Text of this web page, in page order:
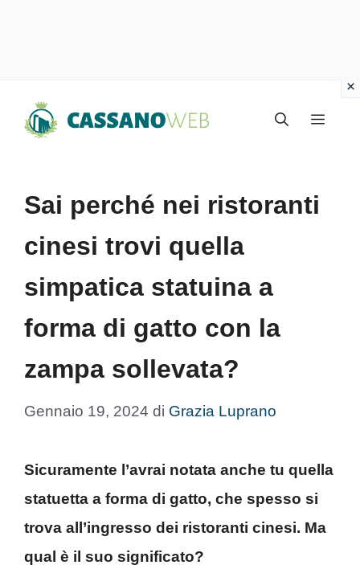
Menu
Sai perché nei ristoranti
cinesi trovi quella
simpatica statuina a
forma di gatto con la
zampa sollevata?
Gennaio 19, 2024 di Grazia Luprano
Sicuramente l’avrai notata anche tu quella
statuetta a forma di gatto, che spesso si
trova all’ingresso dei ristoranti cinesi. Ma
qual è il suo significato?